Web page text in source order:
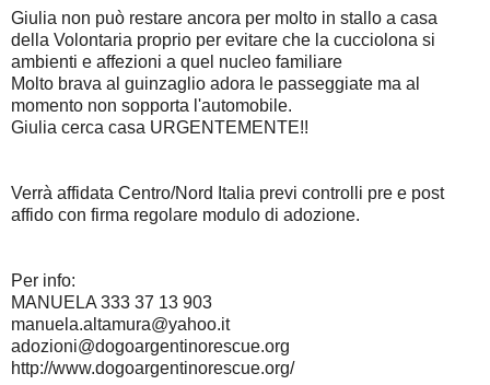
Giulia non può restare ancora per molto in stallo a casa
della Volontaria proprio per evitare che la cucciolona si
ambienti e affezioni a quel nucleo familiare
Molto brava al guinzaglio adora le passeggiate ma al
momento non sopporta l'automobile.
Giulia cerca casa URGENTEMENTE!!
Verrà affidata Centro/Nord Italia previ controlli pre e post
affido con firma regolare modulo di adozione.
Per info:
MANUELA 333 37 13 903
manuela.altamura@yahoo.it
adozioni@dogoargentinorescue.org
http://www.dogoargentinorescue.org/